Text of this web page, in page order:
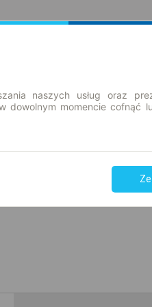
naszych usług oraz
dowolnym momencie cofnąć